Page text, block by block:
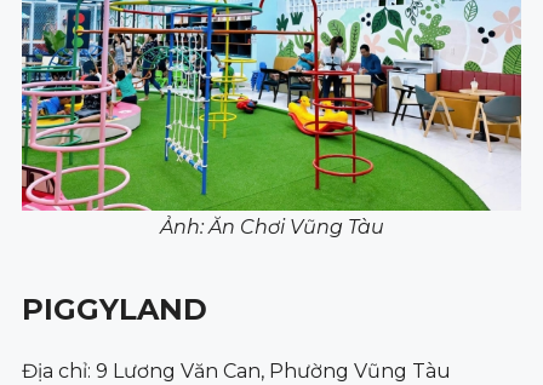
Ảnh: Ăn Chơi Vũng Tàu
PIGGYLAND
Địa chỉ: 9 Lương Văn Can, Phường Vũng Tàu